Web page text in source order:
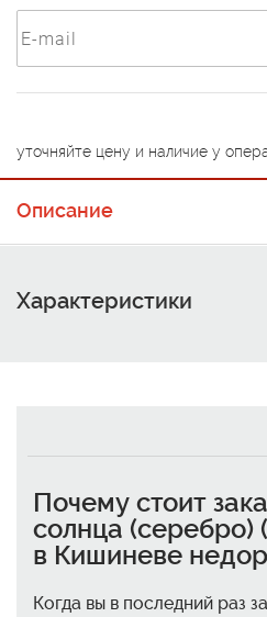
уточняйте цену и наличие у
Описание
Характеристики
Почему стоит
солнца (серебро)
в Кишиневе
Когда вы в последний раз